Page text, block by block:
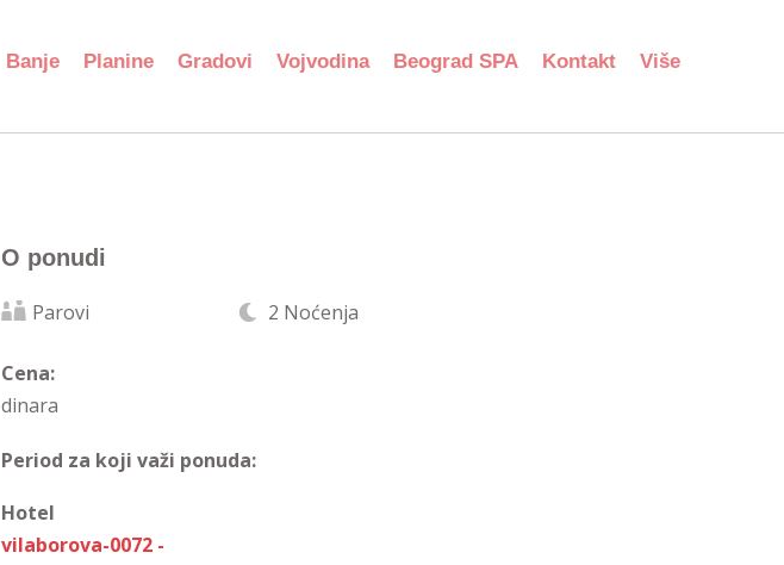
Banje Planine Gradovi Vojvodina Beograd SPA Kontakt Više
O ponudi
Parovi 2 Noćenja
Cena:
dinara
Period za koji važi ponuda:
Hotel
vilaborova-0072 -